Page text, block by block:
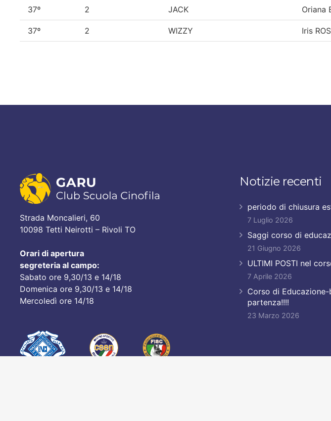
37º 2 JACK Oriana
37º 2 WIZZY Iris
Strada Moncalieri, 60
10098 Tetti Neirotti – Rivoli TO
Orari di apertura
segreteria al campo:
Sabato ore 9,30/13 e 14/18
Domenica ore 9,30/13 e 14/18
Mercoledì ore 14/18
Notizie recenti
periodo di chiusura
7 Luglio 2026
Saggi corso di
21 Giugno 2026
ULTIMI POSTI nel
7 Aprile 2026
Corso di
partenza!!!!
23 Marzo 2026